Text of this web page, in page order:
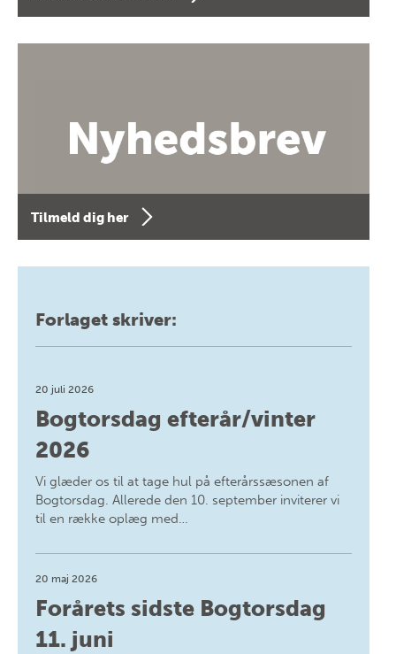
Tilmeld dig her
Forlaget skriver:
20 juli 2026
Bogtorsdag efterår/vinter
2026
Vi glæder os til at tage hul på efterårssæsonen af
Bogtorsdag. Allerede den 10. september inviterer vi
til en række oplæg med…
20 maj 2026
Forårets sidste Bogtorsdag
11. juni